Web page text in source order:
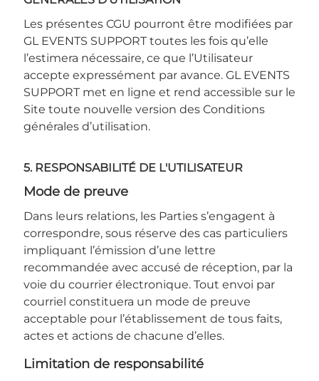
Les présentes CGU pourront être modifiées par
GL EVENTS SUPPORT toutes les fois qu’elle
l’estimera nécessaire, ce que l’Utilisateur
accepte expressément par avance. GL EVENTS
SUPPORT met en ligne et rend accessible sur le
Site toute nouvelle version des Conditions
générales d’utilisation.
5. RESPONSABILITÉ DE L'UTILISATEUR
mode de preuve
Dans leurs relations, les Parties s’engagent à
correspondre, sous réserve des cas particuliers
impliquant l’émission d’une lettre
recommandée avec accusé de réception, par la
voie du courrier électronique. Tout envoi par
courriel constituera un mode de preuve
acceptable pour l’établissement de tous faits,
actes et actions de chacune d’elles.
limitation de responsabilité